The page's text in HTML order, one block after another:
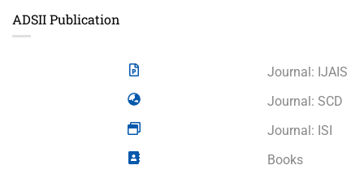
ADSII Publication
Journal: IJAIS
Journal: SCD
Journal: ISI
Books